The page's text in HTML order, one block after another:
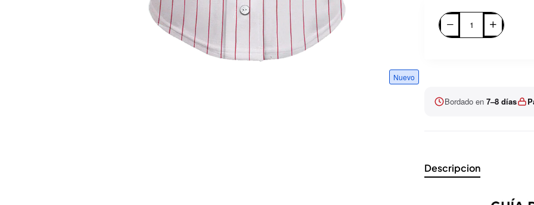
Nuevo
Descripcion
Bordado en 7–8 días